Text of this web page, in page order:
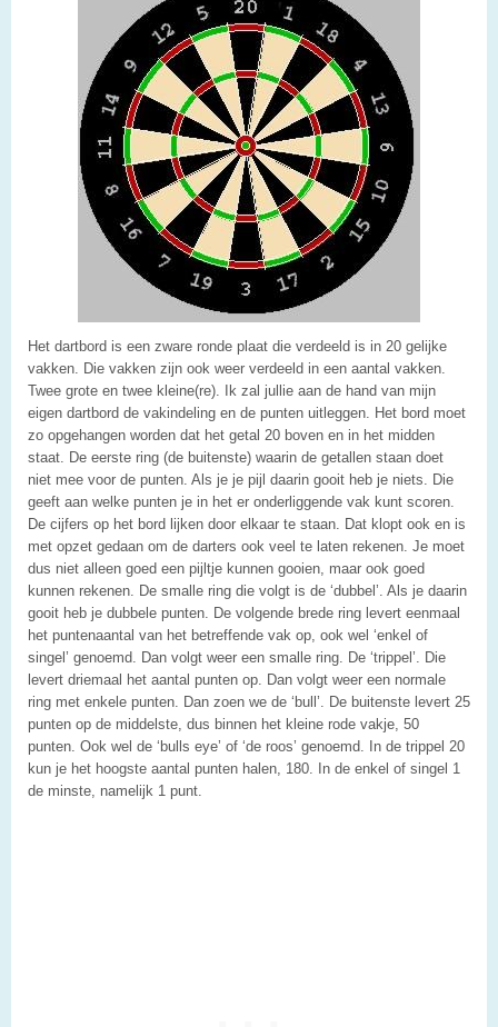
Het dartbord is een zware ronde plaat die verdeeld is in 20 gelijke
vakken. Die vakken zijn ook weer verdeeld in een aantal vakken.
Twee grote en twee kleine(re). Ik zal jullie aan de hand van mijn
eigen dartbord de vakindeling en de punten uitleggen. Het bord moet
zo opgehangen worden dat het getal 20 boven en in het midden
staat. De eerste ring (de buitenste) waarin de getallen staan doet
niet mee voor de punten. Als je je pijl daarin gooit heb je niets. Die
geeft aan welke punten je in het er onderliggende vak kunt scoren.
De cijfers op het bord lijken door elkaar te staan. Dat klopt ook en is
met opzet gedaan om de darters ook veel te laten rekenen. Je moet
dus niet alleen goed een pijltje kunnen gooien, maar ook goed
kunnen rekenen. De smalle ring die volgt is de ‘dubbel’. Als je daarin
gooit heb je dubbele punten. De volgende brede ring levert eenmaal
het puntenaantal van het betreffende vak op, ook wel ‘enkel of
singel’ genoemd. Dan volgt weer een smalle ring. De ‘trippel’. Die
levert driemaal het aantal punten op. Dan volgt weer een normale
ring met enkele punten. Dan zoen we de ‘bull’. De buitenste levert 25
punten op de middelste, dus binnen het kleine rode vakje, 50
punten. Ook wel de ‘bulls eye’ of ‘de roos’ genoemd. In de trippel 20
kun je het hoogste aantal punten halen, 180. In de enkel of singel 1
de minste, namelijk 1 punt.